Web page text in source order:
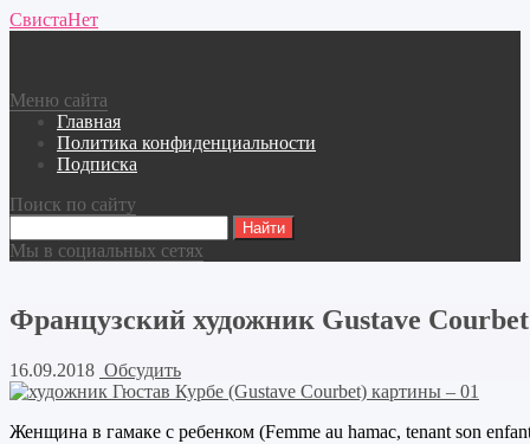
СвистаНет
Меню сайта
Главная
Политика конфиденциальности
Подписка
Поиск по сайту
Мы в социальных сетях
Французский художник Gustave Courbet
16.09.2018 Обсудить
Женщина в гамаке с ребенком (Femme au hamac, tenant son